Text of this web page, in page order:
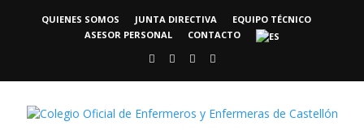
QUIENES SOMOS JUNTA DIRECTIVA
EQUIPO TÉCNICO
ASESOR PERSONAL
CONTACTO